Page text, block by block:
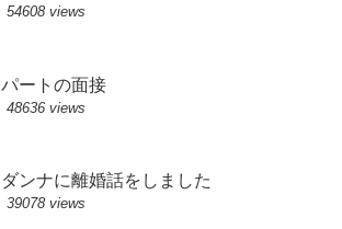
54608 views
パートの面接
48636 views
ダンナに離婚話をしました
39078 views